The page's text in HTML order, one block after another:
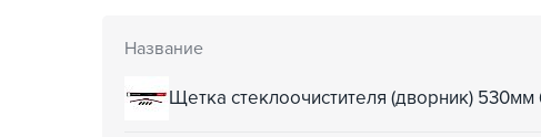
Название
Щетка стеклоочистителя (дворник) 530мм